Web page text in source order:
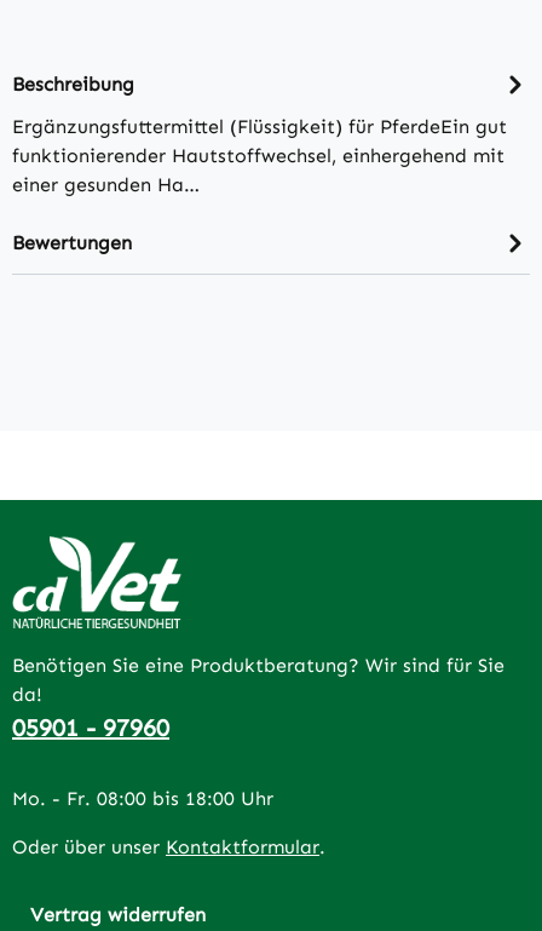
Beschreibung
Ergänzungsfuttermittel (Flüssigkeit) für PferdeEin gut
funktionierender Hautstoffwechsel, einhergehend mit
einer gesunden Ha…
Bewertungen
Benötigen Sie eine Produktberatung? Wir sind für Sie
da!
05901 - 97960
Mo. - Fr. 08:00 bis 18:00 Uhr
Oder über unser Kontaktformular.
Vertrag widerrufen